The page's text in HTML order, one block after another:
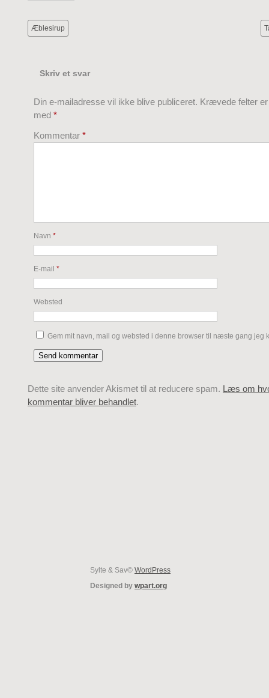
Æblesirup
Skriv et svar
Din e-mailadresse vil ikke blive publiceret. Krævede felter
med *
Kommentar *
Navn *
E-mail *
Websted
Gem mit navn, mail og websted i denne browser til næste gang jeg
Dette site anvender Akismet til at reducere spam. Læs om
kommentar bliver behandlet.
Sylte & Sav© WordPress
Designed by wpart.org